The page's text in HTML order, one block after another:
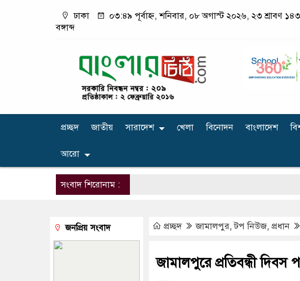
ঢাকা
০৩:৪৯ পূর্বাহ্ন, শনিবার, ০৮ অগাস্ট ২০২৬, ২৩ শ্রাবণ
বঙ্গাব্দ
প্রচ্ছদ জাতীয় সারাদেশ খেলা বিনোদন বাংলাদেশ
আরো
সংবাদ শিরোনাম :
প্রচ্ছদ জামালপুর,টপ নিউজ, প্রধান
জামালপুরে প্রতিবন্ধী দিবস
জনপ্রিয় সংবাদ